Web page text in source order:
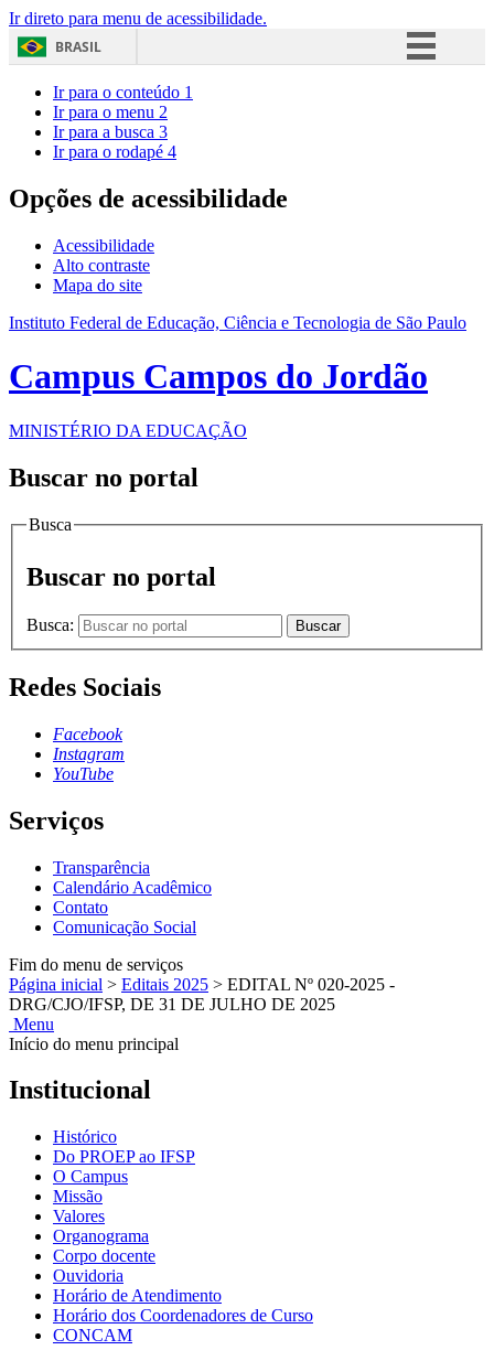
Ir direto para menu de acessibilidade.
BRASIL
Acesso à informação
Ir para o conteúdo 1
Ir para o menu 2
Ir para a busca 3
Ir para o rodapé 4
Opções de acessibilidade
Acessibilidade
Alto contraste
Mapa do site
Instituto Federal de Educação, Ciência e Tecnologia de São Paulo
Campus Campos do Jordão
MINISTÉRIO DA EDUCAÇÃO
Buscar no portal
Busca
Buscar no portal
Busca: Buscar
Redes Sociais
Facebook
Instagram
YouTube
Serviços
Transparência
Calendário Acadêmico
Contato
Comunicação Social
Fim do menu de serviços
Página inicial > Editais 2025 > EDITAL Nº 020-2025 -
DRG/CJO/IFSP, DE 31 DE JULHO DE 2025
Menu
Início do menu principal
Institucional
Histórico
Do PROEP ao IFSP
O Campus
Missão
Valores
Organograma
Corpo docente
Ouvidoria
Horário de Atendimento
Horário dos Coordenadores de Curso
CONCAM